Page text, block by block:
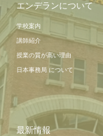
エンデランについて
学校案内
講師紹介
授業の質が高い理由
日本事務局 について
最新情報